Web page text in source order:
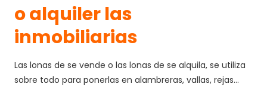
o alquiler las
inmobiliarias
Las lonas de se vende o las lonas de se alquila, se utiliza
sobre todo para ponerlas en alambreras, vallas, rejas…